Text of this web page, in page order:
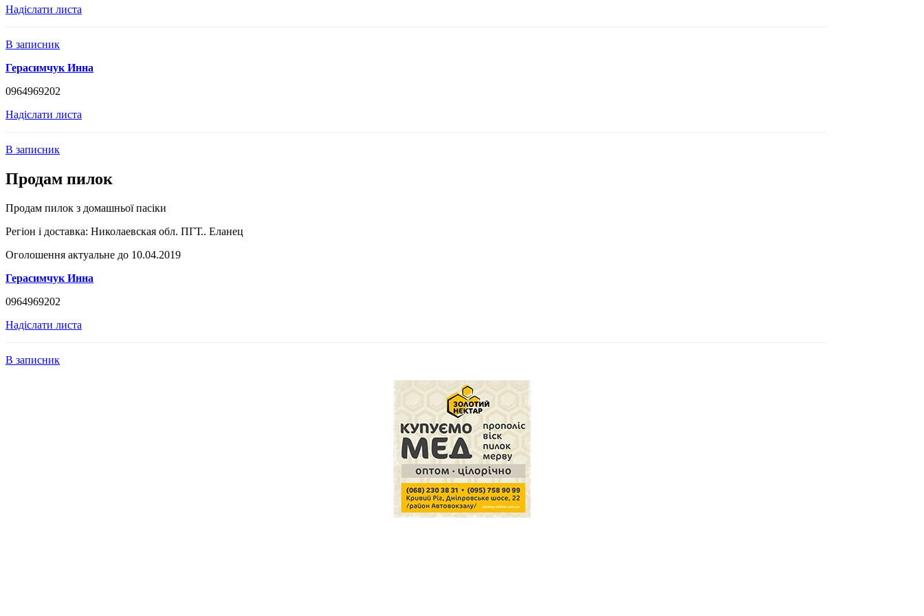
Надіслати листа
В записник
Герасимчук Инна
0964969202
Надіслати листа
В записник
Продам пилок
Продам пилок з домашньої пасіки
Регіон і доставка: Николаевская обл. ПГТ.. Еланец
Оголошення актуальне до 10.04.2019
Герасимчук Инна
0964969202
Надіслати листа
В записник